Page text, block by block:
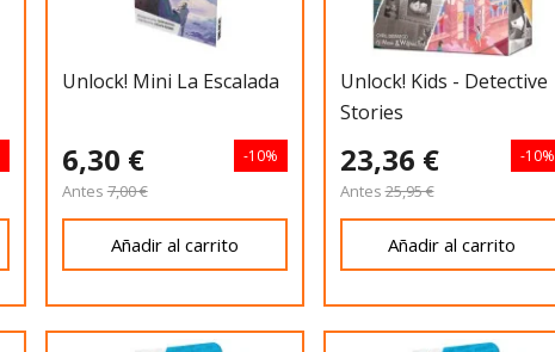
Unlock! Mini La Escalada
6,30 €
Antes 7,00 €
-10%
Añadir al carrito
Unlock! Kids - Detective
Stories
23,36 €
Antes25,95 €
-10%
Añadir al carrito